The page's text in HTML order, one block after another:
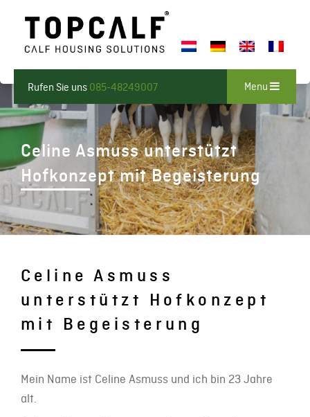
Rufen Sie uns 085-48249007 Menu
Celine Asmuss unterstützt
Hofkonzept mit Begeisterung
Celine Asmuss
unterstützt Hofkonzept
mit Begeisterung
Mein Name ist Celine Asmuss und ich bin 23 Jahre
alt.